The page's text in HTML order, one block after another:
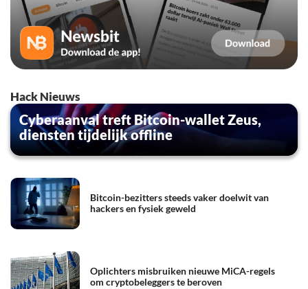
Hack Nieuws
Cyberaanval treft Bitcoin-wallet Zeus,
diensten tijdelijk offline
Bitcoin-bezitters steeds vaker doelwit van
hackers en fysiek geweld
Oplichters misbruiken nieuwe MiCA-regels
om cryptobeleggers te beroven